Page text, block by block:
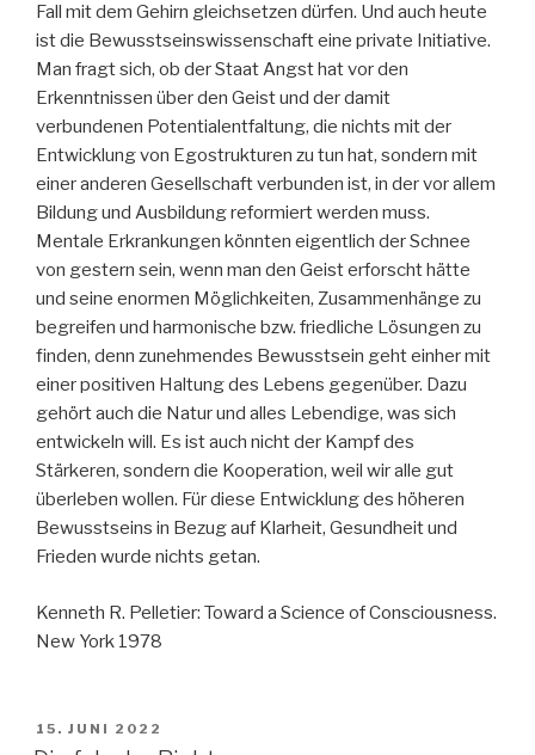
Fall mit dem Gehirn gleichsetzen dürfen. Und auch heute
ist die Bewusstseinswissenschaft eine private Initiative.
Man fragt sich, ob der Staat Angst hat vor den
Erkenntnissen über den Geist und der damit
verbundenen Potentialentfaltung, die nichts mit der
Entwicklung von Egostrukturen zu tun hat, sondern mit
einer anderen Gesellschaft verbunden ist, in der vor allem
Bildung und Ausbildung reformiert werden muss.
Mentale Erkrankungen könnten eigentlich der Schnee
von gestern sein, wenn man den Geist erforscht hätte
und seine enormen Möglichkeiten, Zusammenhänge zu
begreifen und harmonische bzw. friedliche Lösungen zu
finden, denn zunehmendes Bewusstsein geht einher mit
einer positiven Haltung des Lebens gegenüber. Dazu
gehört auch die Natur und alles Lebendige, was sich
entwickeln will. Es ist auch nicht der Kampf des
Stärkeren, sondern die Kooperation, weil wir alle gut
überleben wollen. Für diese Entwicklung des höheren
Bewusstseins in Bezug auf Klarheit, Gesundheit und
Frieden wurde nichts getan.
Kenneth R. Pelletier: Toward a Science of Consciousness.
New York 1978
VERÖFFENTLICHT
AM
15. JUNI 2022